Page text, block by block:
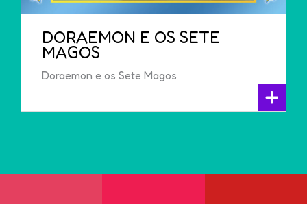
DORAEMON E OS SETE
MAGOS
Doraemon e os Sete Magos
+